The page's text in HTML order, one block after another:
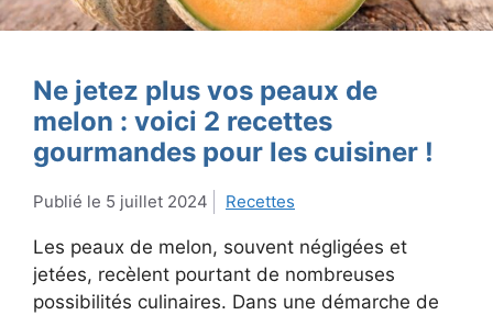
Ne jetez plus vos peaux de
melon : voici 2 recettes
gourmandes pour les cuisiner !
5 juillet 2024 Recettes
Les peaux de melon, souvent négligées et
jetées, recèlent pourtant de nombreuses
possibilités culinaires. Dans une démarche de